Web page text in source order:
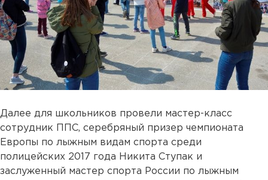
Далее для школьников провели мастер-класс
сотрудник ППС, серебряный призер чемпионата
Европы по лыжным видам спорта среди
полицейских 2017 года Никита Ступак и
заслуженный мастер спорта России по лыжным